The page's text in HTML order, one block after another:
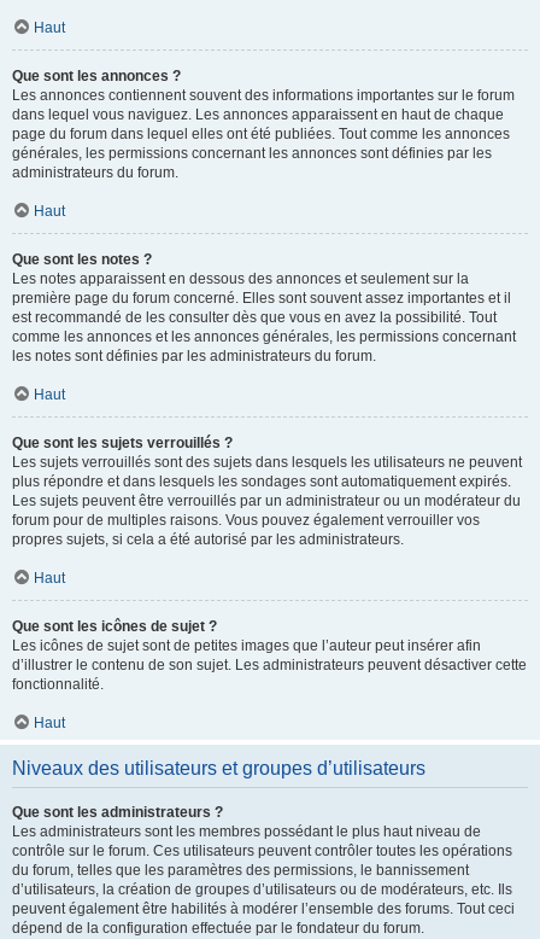
Haut
Que sont les annonces ?
Les annonces contiennent souvent des informations importantes sur le forum
dans lequel vous naviguez. Les annonces apparaissent en haut de chaque
page du forum dans lequel elles ont été publiées. Tout comme les annonces
générales, les permissions concernant les annonces sont définies par les
administrateurs du forum.
Haut
Que sont les notes ?
Les notes apparaissent en dessous des annonces et seulement sur la
première page du forum concerné. Elles sont souvent assez importantes et il
est recommandé de les consulter dès que vous en avez la possibilité. Tout
comme les annonces et les annonces générales, les permissions concernant
les notes sont définies par les administrateurs du forum.
Haut
Que sont les sujets verrouillés ?
Les sujets verrouillés sont des sujets dans lesquels les utilisateurs ne peuvent
plus répondre et dans lesquels les sondages sont automatiquement expirés.
Les sujets peuvent être verrouillés par un administrateur ou un modérateur du
forum pour de multiples raisons. Vous pouvez également verrouiller vos
propres sujets, si cela a été autorisé par les administrateurs.
Haut
Que sont les icônes de sujet ?
Les icônes de sujet sont de petites images que l’auteur peut insérer afin
d’illustrer le contenu de son sujet. Les administrateurs peuvent désactiver cette
fonctionnalité.
Haut
Niveaux des utilisateurs et groupes d’utilisateurs
Que sont les administrateurs ?
Les administrateurs sont les membres possédant le plus haut niveau de
contrôle sur le forum. Ces utilisateurs peuvent contrôler toutes les opérations
du forum, telles que les paramètres des permissions, le bannissement
d’utilisateurs, la création de groupes d’utilisateurs ou de modérateurs, etc. Ils
peuvent également être habilités à modérer l’ensemble des forums. Tout ceci
dépend de la configuration effectuée par le fondateur du forum.